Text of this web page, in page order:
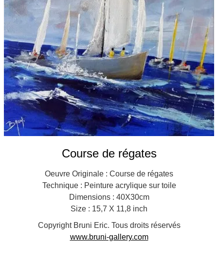
Français
Course de régates
Oeuvre Originale : Course de régates
Technique : Peinture acrylique sur toile
Dimensions : 40X30cm
Size : 15,7 X 11,8 inch
Copyright Bruni Eric. Tous droits réservés
www.bruni-gallery.com